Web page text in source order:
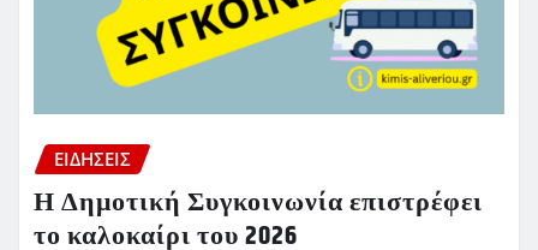
ΕΙΔΗΣΕΙΣ
Η Δημοτική Συγκοινωνία επιστρέφει
το καλοκαίρι του 2026